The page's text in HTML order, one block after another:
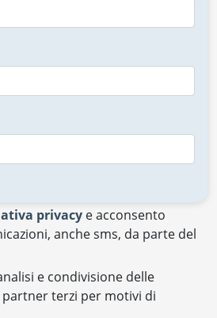
privacy e acconsento
anche sms, da parte del
e condivisione delle
terzi per motivi di